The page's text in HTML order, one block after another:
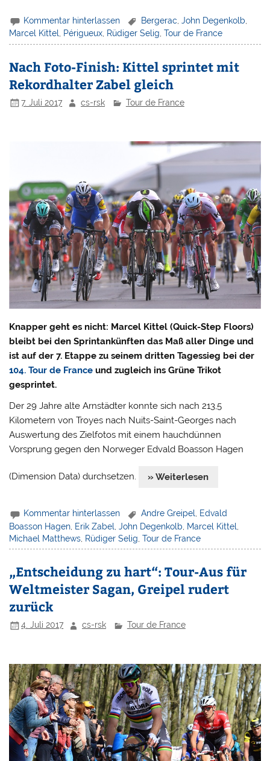
Kommentar hinterlassen Bergerac ,John Degenkolb
Marcel Kittel, Périgueux, Rüdiger Selig,Tour de France
Nach Foto-Finish: Kittel sprintet mit
Rekordhalter Zabel gleich
7. Juli 2017 cs-rsk Tour de France
Knapper geht es nicht: Marcel Kittel (Quick-Step Floors)
bleibt bei den Sprintankünften das Maß aller Dinge und
ist auf der 7. Etappe zu seinem dritten Tagessieg bei der
104. Tour de France und zugleich ins Grüne Trikot
gesprintet.
Der 29 Jahre alte Arnstädter konnte sich nach 213,5
Kilometern von Troyes nach Nuits-Saint-Georges nach
Auswertung des Zielfotos mit einem hauchdünnen
Vorsprung gegen den Norweger Edvald Boasson Hagen
(Dimension Data) durchsetzen. » Weiterlesen
Kommentar hinterlassen Andre Greipel, Edvald
Boasson Hagen Erik Zabel ,John Degenkolb Marcel Kittel
Michael Matthews Rüdiger Selig ,Tour de France
„Entscheidung zu hart“: Tour-Aus für
Weltmeister Sagan, Greipel rudert
zurück
4. Juli 2017 cs-rsk Tour de France